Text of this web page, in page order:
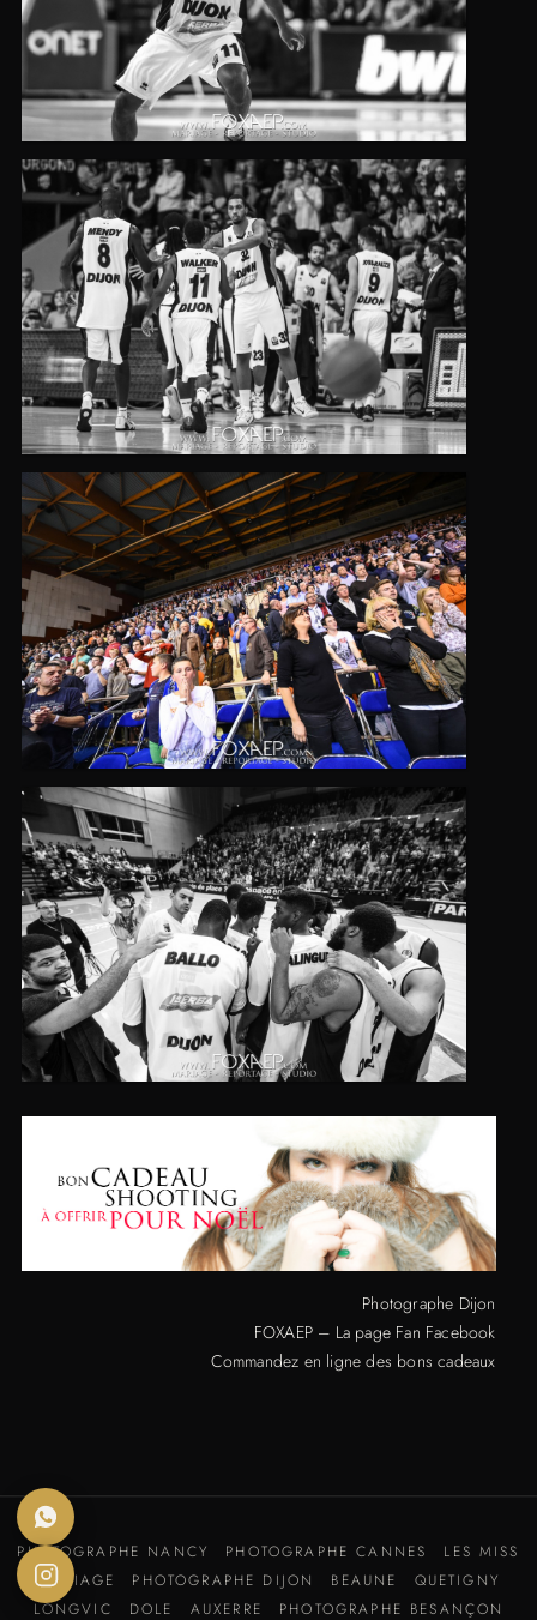
Photographe Dijon
FOXAEP – La page Fan Facebook
Commandez en ligne des bons cadeaux
PHOTOGRAPHE NANCY PHOTOGRAPHE CANNES
LES MISS
MARIAGE
PHOTOGRAPHE DIJON BEAUNE
QUETIGNY
LONGVIC
DOLE AUXERRE PHOTOGRAPHE BESANÇON